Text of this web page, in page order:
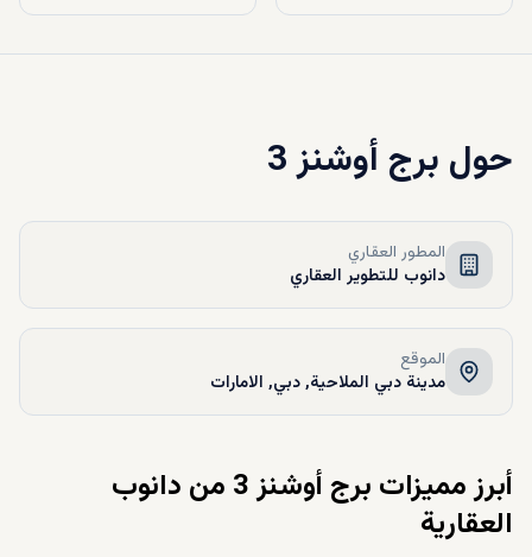
حول برج أوشنز 3
المطور العقاري
دانوب للتطوير العقاري
الموقع
مدينة دبي الملاحية, دبي, الامارات
أبرز مميزات برج أوشنز 3 من دانوب
العقارية